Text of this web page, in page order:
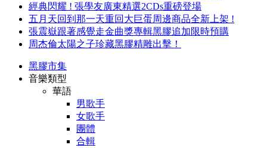
經典閃耀 ! 張學友廣東精選2CDs重磅登場
五月天回到那一天重回大巨蛋周邊商品全新上架 !
張震嶽跟著感覺走金曲獎專輯黑膠追加限時預購
周杰倫太陽之子珍藏黑膠精雕出擊！
黑膠市集
音樂類型
華語
男歌手
女歌手
團體
合輯